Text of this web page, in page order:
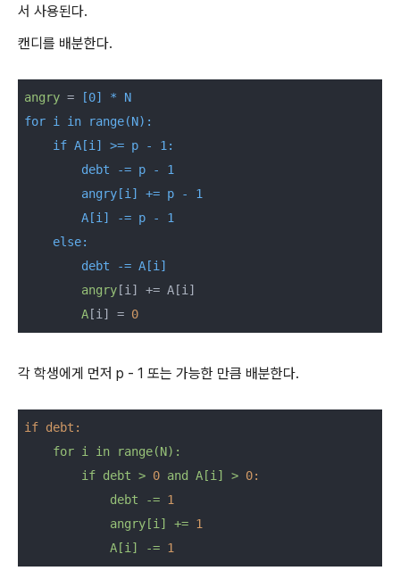
서 사용된다.
캔디를 배분한다.
angry = [0] * N
for i in range(N):
    if A[i] >= p - 1:
        debt -= p - 1
        angry[i] += p - 1
        A[i] -= p - 1
    else:
        debt -= A[i]
angry [i] += A[i]
A [i] = 0
각 학생에게 먼저 p - 1 또는 가능한 만큼 배분한다.
if debt:
for i in
range(N):
if debt > 0 and A[i] > 0:
debt
-= 1
angry[i]
+= 1
A[i]
-= 1